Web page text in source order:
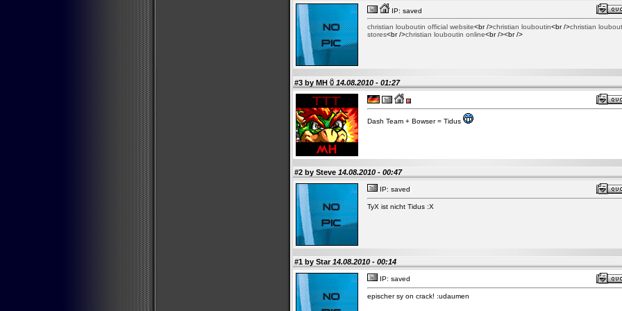
IP: saved
christian louboutin official website<br />christian louboutin<br />christian
stores<br />christian louboutin online<br /><br />
#3 by MH 14.08.2010 - 01:27
Dash Team + Bowser = Tidus
#2 by Steve 14.08.2010 - 00:47
IP: saved
TyX ist nicht Tidus :X
#1 by Star14.08.2010 - 00:14
IP: saved
epischer sy on crack! :udaumen